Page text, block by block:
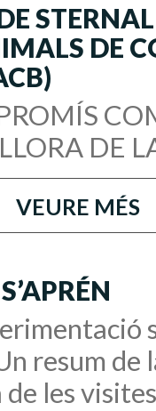
DE
DE
VEURE MÉS
resum
les